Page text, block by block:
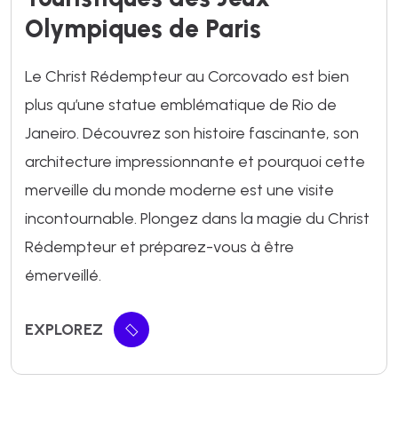
Olympiques de Paris
Le Christ Rédempteur au Corcovado est bien
plus qu’une statue emblématique de Rio de
Janeiro. Découvrez son histoire fascinante, son
architecture impressionnante et pourquoi cette
merveille du monde moderne est une visite
incontournable. Plongez dans la magie du Christ
Rédempteur et préparez-vous à être
émerveillé.
EXPLOREZ